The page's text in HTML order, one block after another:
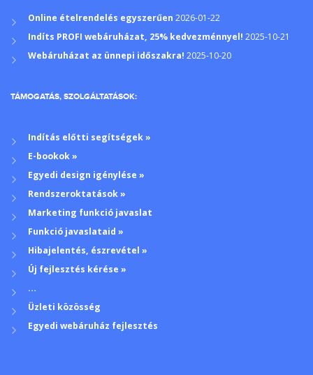
Online ételrendelés egyszerűen 2026-01-22
Indíts PROFI webáruházat, 25% kedvezménnyel! 2025-10-21
Webáruházat az ünnepi időszakra! 2025-10-20
TÁMOGATÁS, SZOLGÁLTATÁSOK:
Indítás előtti segítségek »
E-bookok »
Egyedi design igénylése »
Rendszeroktatások »
Marketing funkció javaslat
Funkció javaslataid »
Hibajelentés, észrevétel »
Új fejlesztés kérése »
…
Üzleti közösség
Egyedi webáruház fejlesztés